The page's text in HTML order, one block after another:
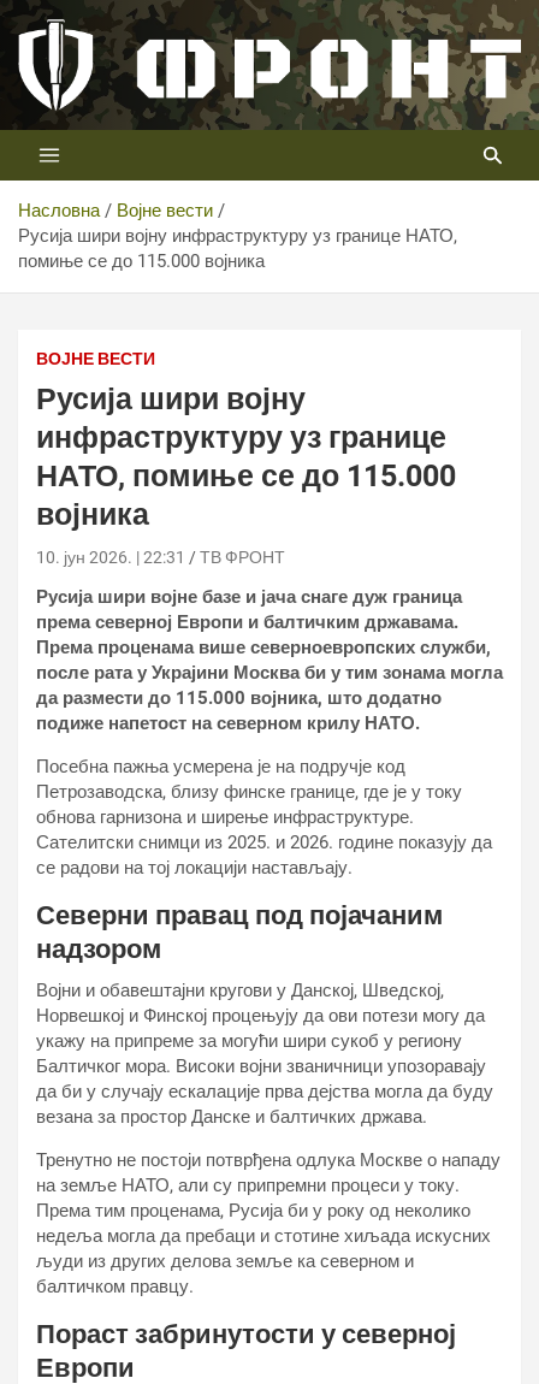
Скип
цонтент
Телевизија ФРОНТ
Први војни канал у Србији
Насловна
Војне вести
Русија шири војну инфраструктуру уз границе НАТО,
помиње се до 115.000 војника
ВОЈНЕ ВЕСТИ
Русија шири војну
инфраструктуру уз границе
НАТО, помиње се до 115.000
војника
10. јун 2026. | 22:31 ТВ ФРОНТ
Русија шири војне базе и јача снаге дуж граница
према северној Европи и балтичким државама.
Према проценама више северноевропских служби,
после рата у Украјини Москва би у тим зонама могла
да размести до 115.000 војника, што додатно
подиже напетост на северном крилу НАТО.
Посебна пажња усмерена је на подручје код
Петрозаводска, близу финске границе, где је у току
обнова гарнизона и ширење инфраструктуре.
Сателитски снимци из 2025. и 2026. године показују да
се радови на тој локацији настављају.
Северни правац под појачаним
надзором
Војни и обавештајни кругови у Данској, Шведској,
Норвешкој и Финској процењују да ови потези могу да
укажу на припреме за могући шири сукоб у региону
Балтичког мора. Високи војни званичници упозоравају
да би у случају ескалације прва дејства могла да буду
везана за простор Данске и балтичких држава.
Тренутно не постоји потврђена одлука Москве о нападу
на земље НАТО, али су припремни процеси у току.
Према тим проценама, Русија би у року од неколико
недеља могла да пребаци и стотине хиљада искусних
људи из других делова земље ка северном и
балтичком правцу.
Пораст забринутости у северној
Европи